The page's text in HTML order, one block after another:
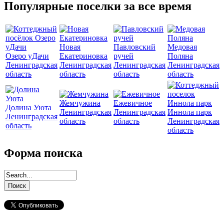
Популярные поселки за все время
Озеро уДачи
Ленинградская
область
Новая
Екатериновка
Ленинградская
область
Павловский
ручей
Ленинградская
область
Медовая
Поляна
Ленинградская
область
Долина Уюта
Ленинградская
область
Жемчужина
Ленинградская
область
Ежевичное
Ленинградская
область
Иннола парк
Ленинградская
область
Форма поиска